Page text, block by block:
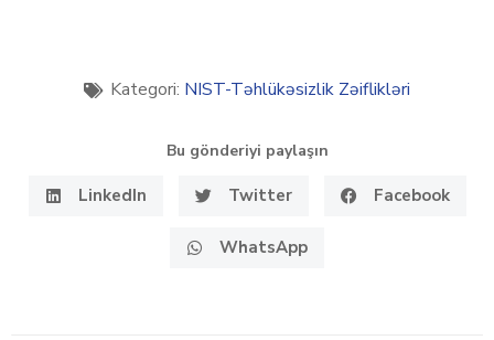
Kategori: NIST-Təhlükəsizlik Zəiflikləri
Bu gönderiyi paylaşın
LinkedIn Twitter Facebook
WhatsApp